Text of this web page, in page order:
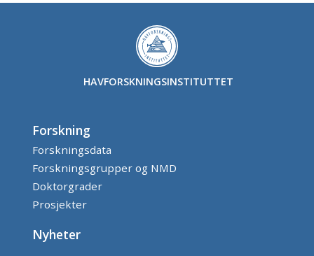
HAVFORSKNINGSINSTITUTTET
Forskning
Forskningsdata
Forskningsgrupper og NMD
Doktorgrader
Prosjekter
Nyheter